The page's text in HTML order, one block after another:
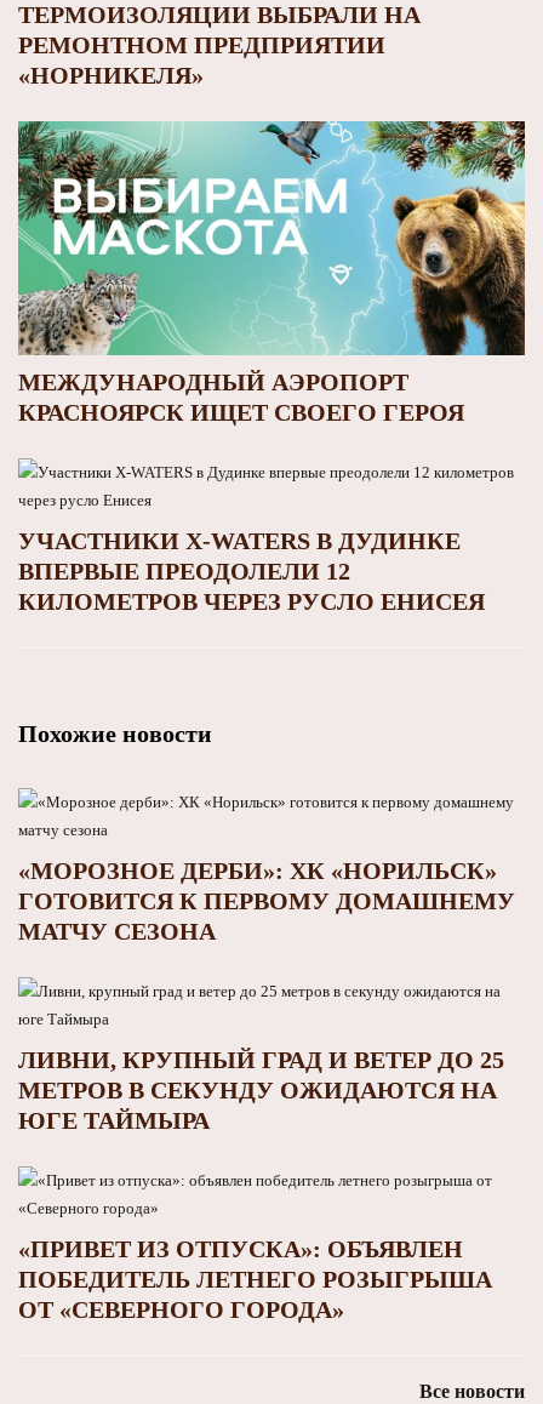
ТЕРМОИЗОЛЯЦИИ ВЫБРАЛИ НА
РЕМОНТНОМ ПРЕДПРИЯТИИ
«НОРНИКЕЛЯ»
МЕЖДУНАРОДНЫЙ АЭРОПОРТ
КРАСНОЯРСК ИЩЕТ СВОЕГО ГЕРОЯ
УЧАСТНИКИ X-WATERS В ДУДИНКЕ
ВПЕРВЫЕ ПРЕОДОЛЕЛИ 12
КИЛОМЕТРОВ ЧЕРЕЗ РУСЛО ЕНИСЕЯ
Похожие новости
«МОРОЗНОЕ ДЕРБИ»: ХК «НОРИЛЬСК»
ГОТОВИТСЯ К ПЕРВОМУ ДОМАШНЕМУ
МАТЧУ СЕЗОНА
ЛИВНИ, КРУПНЫЙ ГРАД И ВЕТЕР ДО 25
МЕТРОВ В СЕКУНДУ ОЖИДАЮТСЯ НА
ЮГЕ ТАЙМЫРА
«ПРИВЕТ ИЗ ОТПУСКА»: ОБЪЯВЛЕН
ПОБЕДИТЕЛЬ ЛЕТНЕГО РОЗЫГРЫША
ОТ «СЕВЕРНОГО ГОРОДА»
Все новости